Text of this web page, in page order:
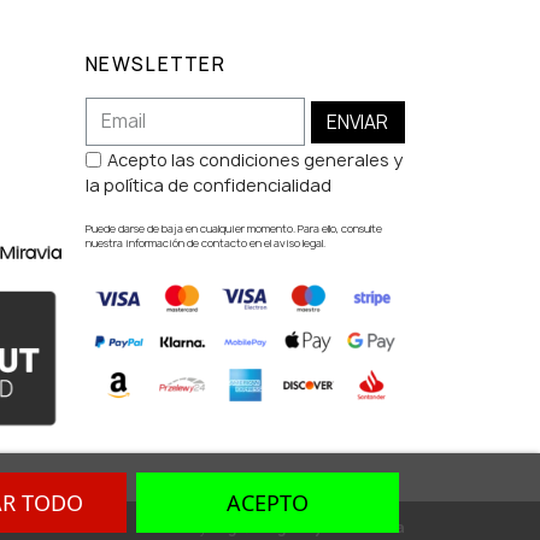
NEWSLETTER
ENVIAR
Acepto las condiciones generales y
la política de confidencialidad
Puede darse de baja en cualquier momento. Para ello, consulte
nuestra información de contacto en el aviso legal.
Digital Agency Barcelona
TODO ACEPTO